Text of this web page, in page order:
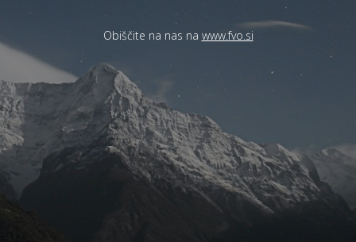
Obiščite na nas na www.fvo.si